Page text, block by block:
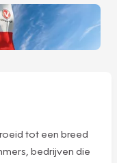
tot een breed
bedrijven die